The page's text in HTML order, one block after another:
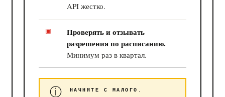
API жестко.
Проверять и отзывать
разрешения по расписанию.
Минимум раз в квартал.
НАЧНИТЕ С МАЛОГО.